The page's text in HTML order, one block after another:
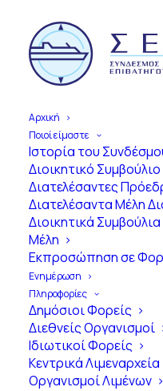
Αρχική
Ποιοί είμαστε
Ιστορία του
Διοικητικό
Διατελέσαντες
Διατελέσαντα Μέλη
Διοικητικά
Μέλη
Εκπροσώπηση σε
Ενημέρωση
Πληροφορίες
Δημόσιοι Φορείς
Διεθνείς Οργανισμοί
Ιδιωτικοί Φορείς
Κεντρικά Λιμεναρχεία
Οργανισμοί Λιμένων
MINOAN
Τύπου